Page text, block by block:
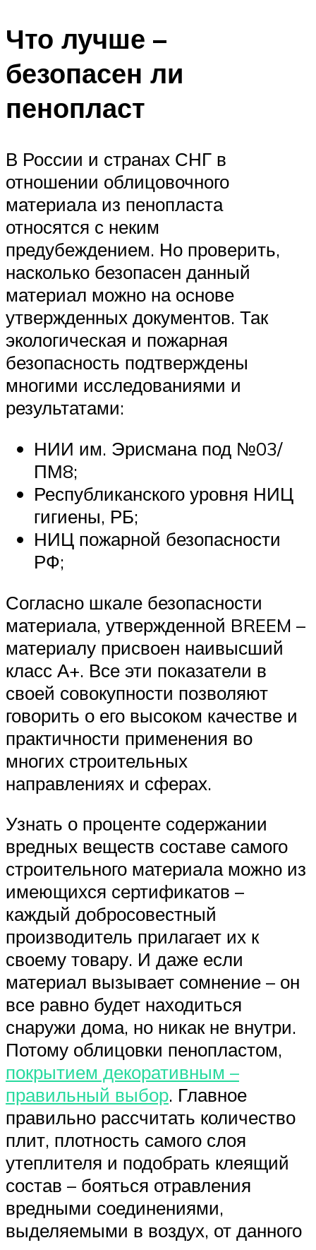
Что лучше –
безопасен ли
пенопласт
В России и странах СНГ в
отношении облицовочного
материала из пенопласта
относятся с неким
предубеждением. Но проверить,
насколько безопасен данный
материал можно на основе
утвержденных документов. Так
экологическая и пожарная
безопасность подтверждены
многими исследованиями и
результатами:
НИИ им. Эрисмана под №03/
ПМ8;
Республиканского уровня НИЦ
гигиены, РБ;
НИЦ пожарной безопасности
РФ;
Согласно шкале безопасности
материала, утвержденной BREEM –
материалу присвоен наивысший
класс А+. Все эти показатели в
своей совокупности позволяют
говорить о его высоком качестве и
практичности применения во
многих строительных
направлениях и сферах.
Узнать о проценте содержании
вредных веществ составе самого
строительного материала можно из
имеющихся сертификатов –
каждый добросовестный
производитель прилагает их к
своему товару. И даже если
материал вызывает сомнение – он
все равно будет находиться
снаружи дома, но никак не внутри.
Потому облицовки пенопластом,
покрытием декоративным –
правильный выбор. Главное
правильно рассчитать количество
плит, плотность самого слоя
утеплителя и подобрать клеящий
состав – бояться отравления
вредными соединениями,
выделяемыми в воздух, от данного